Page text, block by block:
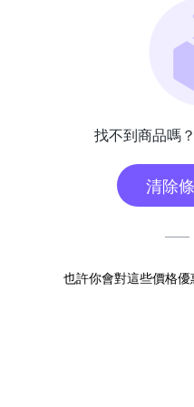
找不到商品嗎
清除
也許你會對這些價格優